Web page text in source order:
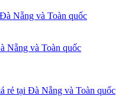
Nẵng và Toàn quốc
Nẵng và Toàn quốc
rẻ tại Đà Nẵng và Toàn quốc